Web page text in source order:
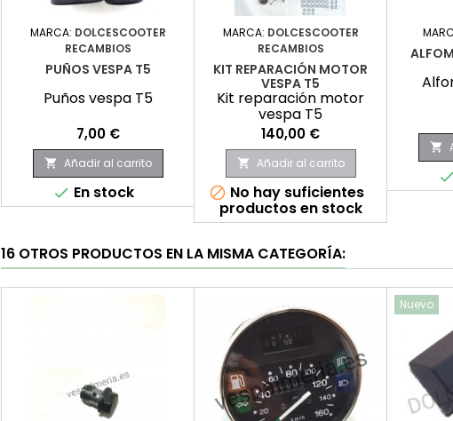
MARCA: DOLCESCOOTER
RECAMBIOS
PUÑOS VESPA T5
Puños vespa T5
Precio
7,00 €
 Añadir al carrito
 En stock
MARCA: DOLCESCOOTER
RECAMBIOS
KIT REPARACIÓN MOTOR
VESPA T5
Kit reparación motor
vespa T5
Precio
140,00 €
 Añadir al carrito
 No hay suficientes
productos en stock

16 OTROS PRODUCTOS EN LA MISMA CATEGORÍA:
Nuevo